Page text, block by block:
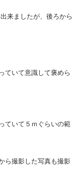
来ましたが、後ろから
ていて意識して褒めら
ていて５ｍぐらいの範
ら撮影した写真も撮影